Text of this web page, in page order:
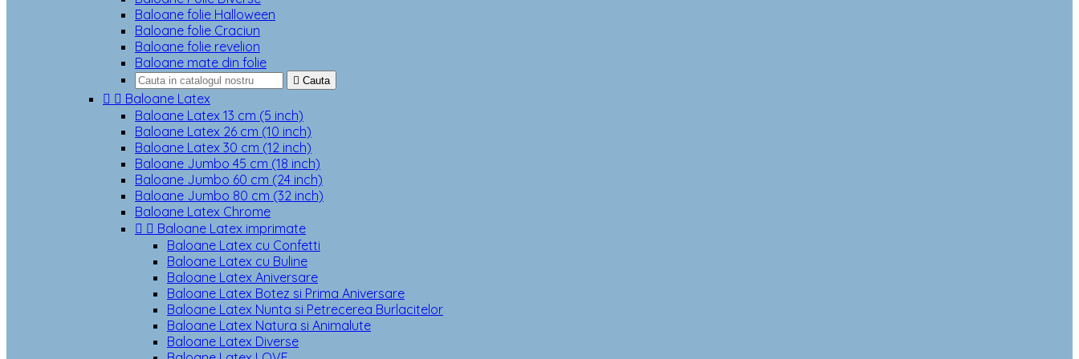
Baloane folie Halloween
Baloane folie Craciun
Baloane folie revelion
Baloane mate din folie
 Cauta
  Baloane Latex
Baloane Latex 13 cm (5 inch)
Baloane Latex 26 cm (10 inch)
Baloane Latex 30 cm (12 inch)
Baloane Jumbo 45 cm (18 inch)
Baloane Jumbo 60 cm (24 inch)
Baloane Jumbo 80 cm (32 inch)
Baloane Latex Chrome
  Baloane Latex imprimate
Baloane Latex cu Confetti
Baloane Latex cu Buline
Baloane Latex Aniversare
Baloane Latex Botez si Prima Aniversare
Baloane Latex Nunta si Petrecerea Burlacitelor
Baloane Latex Natura si Animalute
Baloane Latex Diverse